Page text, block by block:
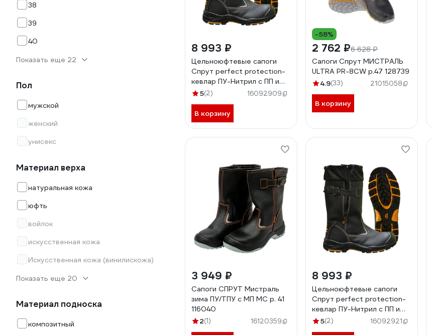
38
39
40
Показать еще 22
Пол
мужской
женский
унисекс
Материал верха
натуральная кожа
юфть
войлок
искусственная кожа
Искусственная кожа (винилискожа)
Показать еще 20
Материал подноска
композитный
8 993 ₽
Цельноюфтевые сапоги
Спрут perfect protection-
кевлар ПУ-Нитрил с ПП и
АС на натуральном меху р.
5(2) 16092909
В корзину
-58%
2 762 ₽6 628 ₽
Сапоги Спрут МИСТРАЛЬ
ULTRA PR-8CW р.47 128739
4.9(33) 21015058
В корзину
3 949 ₽
Сапоги СПРУТ Мистраль
зима ПУ/ТПУ с МП МС р. 41
116040
2(1) 16120359
8 993 ₽
Цельноюфтевые сапоги
Спрут perfect protection-
кевлар ПУ-Нитрил с ПП и
АС на натуральном меху р.
5(2) 16092921